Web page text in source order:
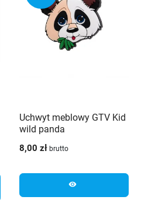
Uchwyt meblowy GTV Kid
wild panda
8,00 zł brutto
visibility